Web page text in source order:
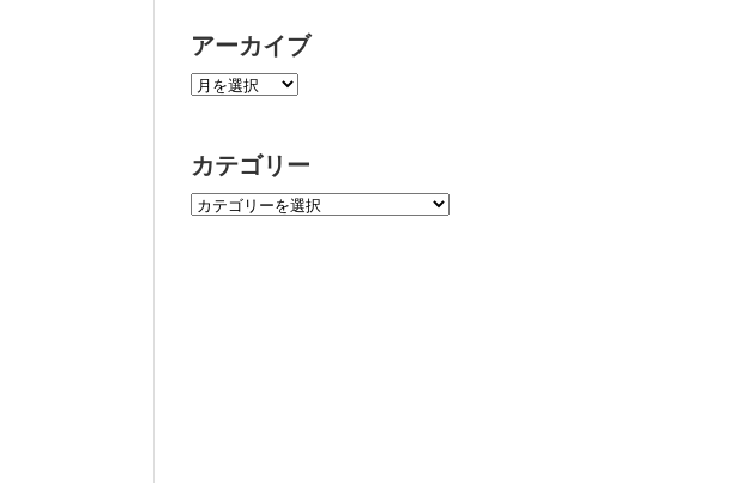
アーカイブ
カテゴリー